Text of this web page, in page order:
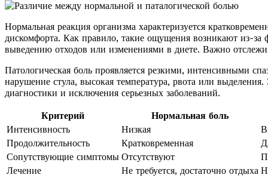
Нормальная реакция организма характеризуется
дискомфорта. Как правило, такие ощущения возникают из-за
выведению отходов или изменениями в диете. Важно
Патологическая боль проявляется резкими, интенсивными
нарушение стула, высокая температура, рвота или
диагностики и исключения серьезных заболеваний.
Критерий
Нормальная боль
Интенсивность
Низкая
Продолжительность
Кратковременная
Сопутствующие симптомы Отсутствуют
Лечение
Не требуется, достаточно отдыха